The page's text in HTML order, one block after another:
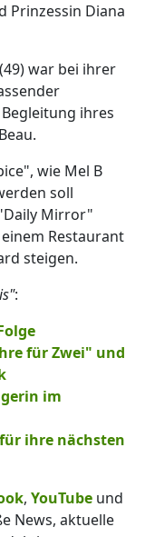
Prinzessin Diana
war bei ihrer
ihres
wie Mel B
soll
Mirror"
Restaurant
steigen.
:
für Zwei" und
im
ihre nächsten
, YouTube und
News, aktuelle